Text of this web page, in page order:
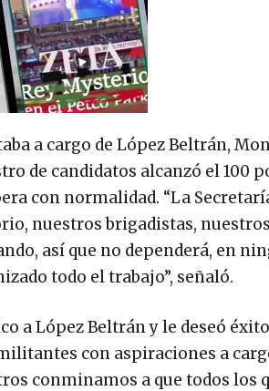
a cargo de López Beltrán,
de candidatos alcanzó el 100
con normalidad. “La
nuestros brigadistas,
así que no dependerá, en
todo el trabajo”, señaló.
López Beltrán y le deseó
con aspiraciones a
conminamos a que todos los